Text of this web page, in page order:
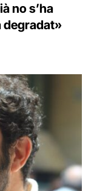
no s’ha
degradat»